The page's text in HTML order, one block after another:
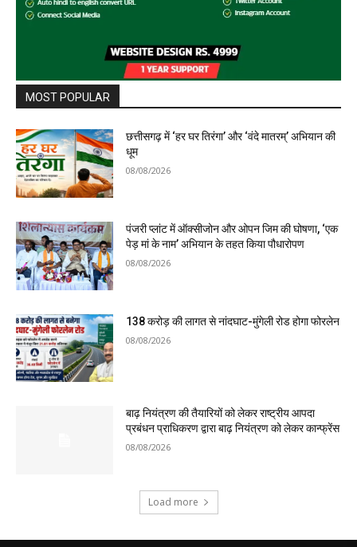
MOST POPULAR
छत्तीसगढ़ में ‘हर घर तिरंगा’ और ‘वंदे मातरम्’ अभियान की
धूम
08/08/2026
पंजरी प्लांट में ऑक्सीजोन और ओपन जिम की घोषणा, ‘एक
पेड़ मां के नाम’ अभियान के तहत किया पौधारोपण
08/08/2026
138 करोड़ की लागत से नांदघाट-मुंगेली रोड होगा फोरलेन
08/08/2026
बाढ़ नियंत्रण की तैयारियों को लेकर राष्ट्रीय आपदा
प्रबंधन प्राधिकरण द्वारा बाढ़ नियंत्रण को लेकर कान्फ्रेंस
08/08/2026
Load more